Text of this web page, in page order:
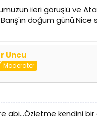
a
r
ileri görüşlü ve
doğum günü.Nice
Uncu
Moderator
abi...Özletme kendini bir